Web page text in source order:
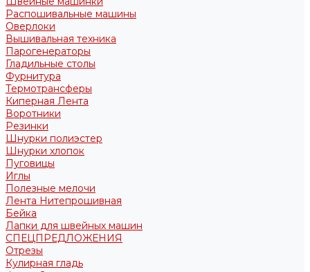
Распошивальные машины
Оверлоки
Вышивальная техника
Парогенераторы
Гладильные столы
Фурнитура
Термотрансферы
Киперная Лента
Воротники
Резинки
Шнурки полиэстер
Шнурки хлопок
Пуговицы
Иглы
Полезные мелочи
Лента Нитепрошивная
Бейка
Лапки для швейных машин
СПЕЦПРЕДЛОЖЕНИЯ
Отрезы
Кулирная гладь